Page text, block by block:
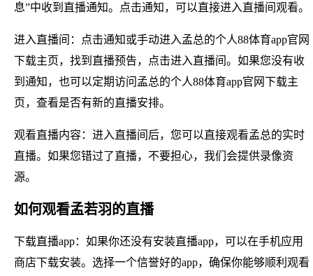
息”中收到直播通知。点击通知，可以直接进入直播间观看。
进入直播间：点击通知或手动进入孟总的个人88体育app官网
下载主页，找到直播预告，点击进入直播间。如果您没有收
到通知，也可以定期访问孟总的个人88体育app官网下载主
页，查看是否有新的直播安排。
观看直播内容：进入直播间后，您可以直接观看孟总的实时
直播。如果您错过了直播，不要担心，我们会提供录像资
源。
如何观看孟若羽的直播
下载直播app：如果你还没有安装直播app，可以在手机应用
商店下载安装。选择一个信誉好的app，确保你能够顺利观看